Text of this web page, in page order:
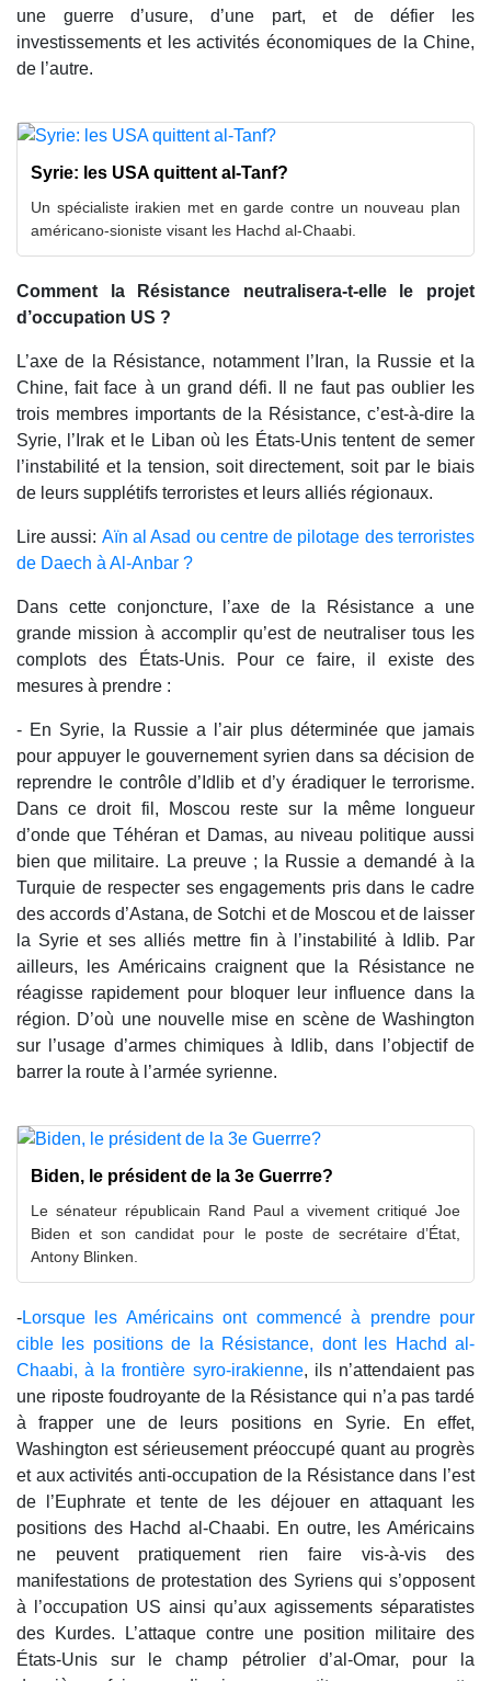
une guerre d’usure, d’une part, et de défier les
investissements et les activités économiques de la Chine,
de l’autre.
Syrie: les USA quittent al-Tanf?
Un spécialiste irakien met en garde contre un nouveau plan
américano-sioniste visant les Hachd al-Chaabi.
Comment la Résistance neutralisera-t-elle le projet
d’occupation US ?
L’axe de la Résistance, notamment l’Iran, la Russie et la
Chine, fait face à un grand défi. Il ne faut pas oublier les
trois membres importants de la Résistance, c’est-à-dire la
Syrie, l’Irak et le Liban où les États-Unis tentent de semer
l’instabilité et la tension, soit directement, soit par le biais
de leurs supplétifs terroristes et leurs alliés régionaux.
Lire aussi: Aïn al Asad ou centre de pilotage des terroristes
de Daech à Al-Anbar ?
Dans cette conjoncture, l’axe de la Résistance a une
grande mission à accomplir qu’est de neutraliser tous les
complots des États-Unis. Pour ce faire, il existe des
mesures à prendre :
- En Syrie, la Russie a l’air plus déterminée que jamais
pour appuyer le gouvernement syrien dans sa décision de
reprendre le contrôle d’Idlib et d’y éradiquer le terrorisme.
Dans ce droit fil, Moscou reste sur la même longueur
d’onde que Téhéran et Damas, au niveau politique aussi
bien que militaire. La preuve ; la Russie a demandé à la
Turquie de respecter ses engagements pris dans le cadre
des accords d’Astana, de Sotchi et de Moscou et de laisser
la Syrie et ses alliés mettre fin à l’instabilité à Idlib. Par
ailleurs, les Américains craignent que la Résistance ne
réagisse rapidement pour bloquer leur influence dans la
région. D’où une nouvelle mise en scène de Washington
sur l’usage d’armes chimiques à Idlib, dans l’objectif de
barrer la route à l’armée syrienne.
Biden, le président de la 3e Guerrre?
Le sénateur républicain Rand Paul a vivement critiqué Joe
Biden et son candidat pour le poste de secrétaire d’État,
Antony Blinken.
-Lorsque les Américains ont commencé à prendre pour
cible les positions de la Résistance, dont les Hachd al-
Chaabi, à la frontière syro-irakienne, ils n’attendaient pas
une riposte foudroyante de la Résistance qui n’a pas tardé
à frapper une de leurs positions en Syrie. En effet,
Washington est sérieusement préoccupé quant au progrès
et aux activités anti-occupation de la Résistance dans l’est
de l’Euphrate et tente de les déjouer en attaquant les
positions des Hachd al-Chaabi. En outre, les Américains
ne peuvent pratiquement rien faire vis-à-vis des
manifestations de protestation des Syriens qui s’opposent
à l’occupation US ainsi qu’aux agissements séparatistes
des Kurdes. L’attaque contre une position militaire des
États-Unis sur le champ pétrolier d’al-Omar, pour la